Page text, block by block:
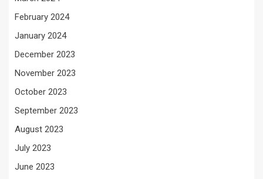
February 2024
January 2024
December 2023
November 2023
October 2023
September 2023
August 2023
July 2023
June 2023